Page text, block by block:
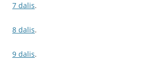
7 dalis.
8 dalis.
9 dalis.